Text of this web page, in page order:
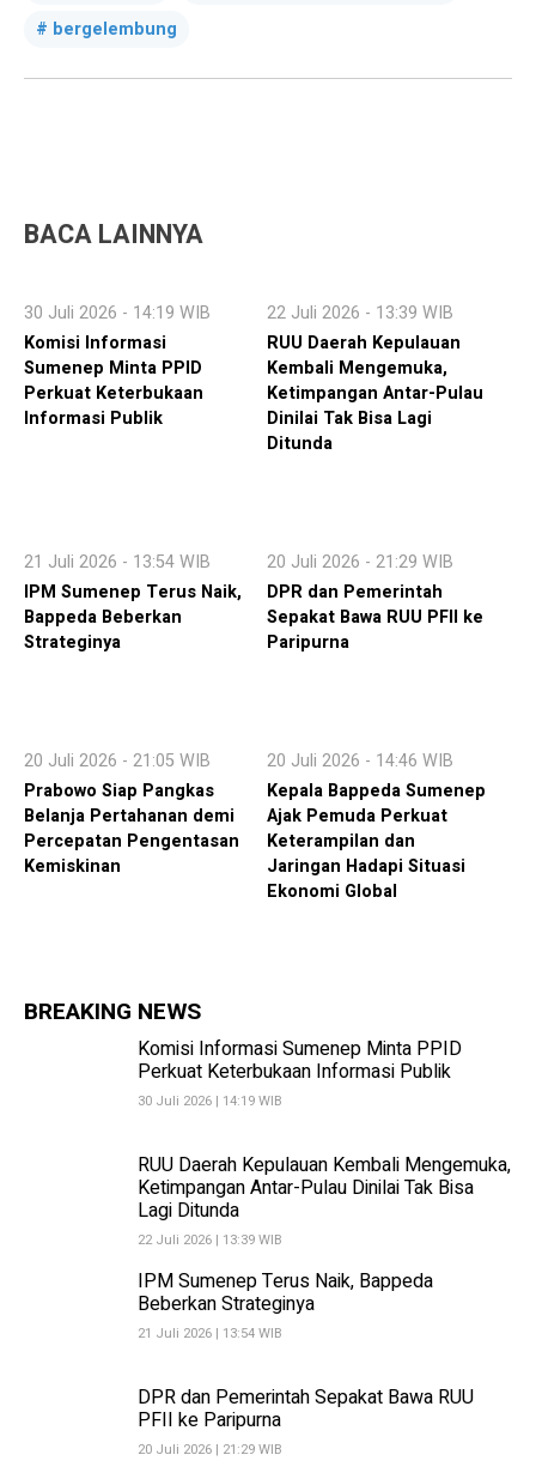
bergelembung
BACA LAINNYA
30 Juli 2026 - 14:19 WIB
Komisi Informasi
Sumenep Minta PPID
Perkuat Keterbukaan
Informasi Publik
22 Juli 2026 - 13:39 WIB
RUU Daerah Kepulauan
Kembali Mengemuka,
Ketimpangan Antar-Pulau
Dinilai Tak Bisa Lagi
Ditunda
21 Juli 2026 - 13:54 WIB
IPM Sumenep Terus Naik,
Bappeda Beberkan
Strateginya
20 Juli 2026 - 21:29 WIB
DPR dan Pemerintah
Sepakat Bawa RUU PFII ke
Paripurna
20 Juli 2026 - 21:05 WIB
Prabowo Siap Pangkas
Belanja Pertahanan demi
Percepatan Pengentasan
Kemiskinan
20 Juli 2026 - 14:46 WIB
Kepala Bappeda Sumenep
Ajak Pemuda Perkuat
Keterampilan dan
Jaringan Hadapi Situasi
Ekonomi Global
BREAKING NEWS
Komisi Informasi Sumenep Minta PPID
Perkuat Keterbukaan Informasi Publik
30 Juli 2026 | 14:19 WIB
RUU Daerah Kepulauan Kembali Mengemuka,
Ketimpangan Antar-Pulau Dinilai Tak Bisa
Lagi Ditunda
22 Juli 2026 | 13:39 WIB
IPM Sumenep Terus Naik, Bappeda
Beberkan Strateginya
21 Juli 2026 | 13:54 WIB
DPR dan Pemerintah Sepakat Bawa RUU
PFII ke Paripurna
20 Juli 2026 | 21:29 WIB